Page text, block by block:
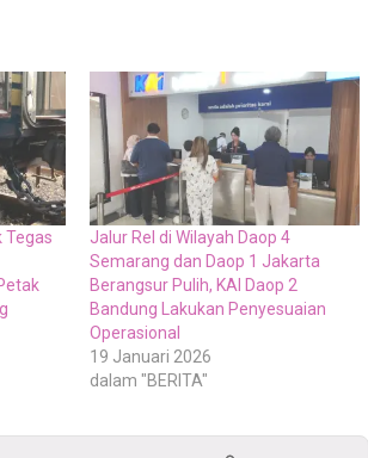
Tegas
Jalur Rel di Wilayah Daop 4
Semarang dan Daop 1 Jakarta
Berangsur Pulih, KAI Daop 2
Bandung Lakukan Penyesuaian
Operasional
19 Januari 2026
dalam "BERITA"